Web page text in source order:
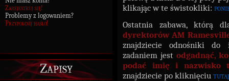
Zarejestruj się!
Problemy z logowaniem?
Przypomnij hasło!
Zapisy
klikając w te świstokliki:
Ostatnia zabawa, którą
dyrektorów AM
znajdziecie odnośniki
zadaniem jest odgadnąć,
podać imię i nazwisko
znajdziecie po kliknięciu tutaj